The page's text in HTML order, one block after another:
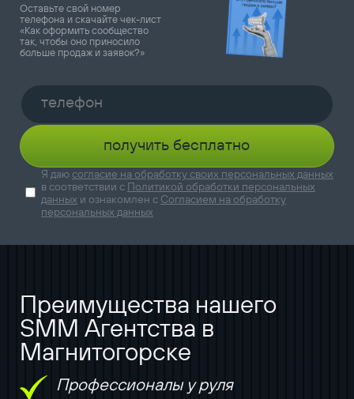
Оставьте свой номер
телефона и скачайте чек-лист
«Как оформить сообщество
так, чтобы оно приносило
больше продаж и заявок?»
получить бесплатно
Я даю согласие на обработку своих персональных данных
в соответствии с Политикой обработки персональных
данных и ознакомлен с Согласием на обработку
персональных данных
Преимущества нашего
SMM Агентства в
Магнитогорске
Профессионалы у руля